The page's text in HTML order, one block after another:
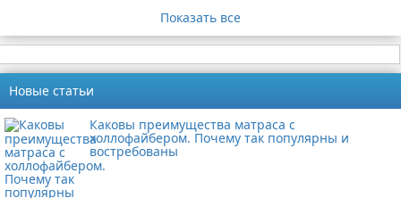
Показать все
Новые статьи
Каковы преимущества матраса с
холлофайбером. Почему так популярны и
востребованы